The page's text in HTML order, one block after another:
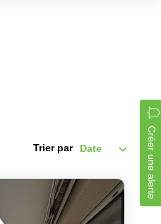
Créer une alerte
Trier par